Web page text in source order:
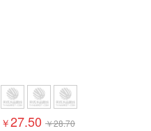
￥27.50 ￥28.70